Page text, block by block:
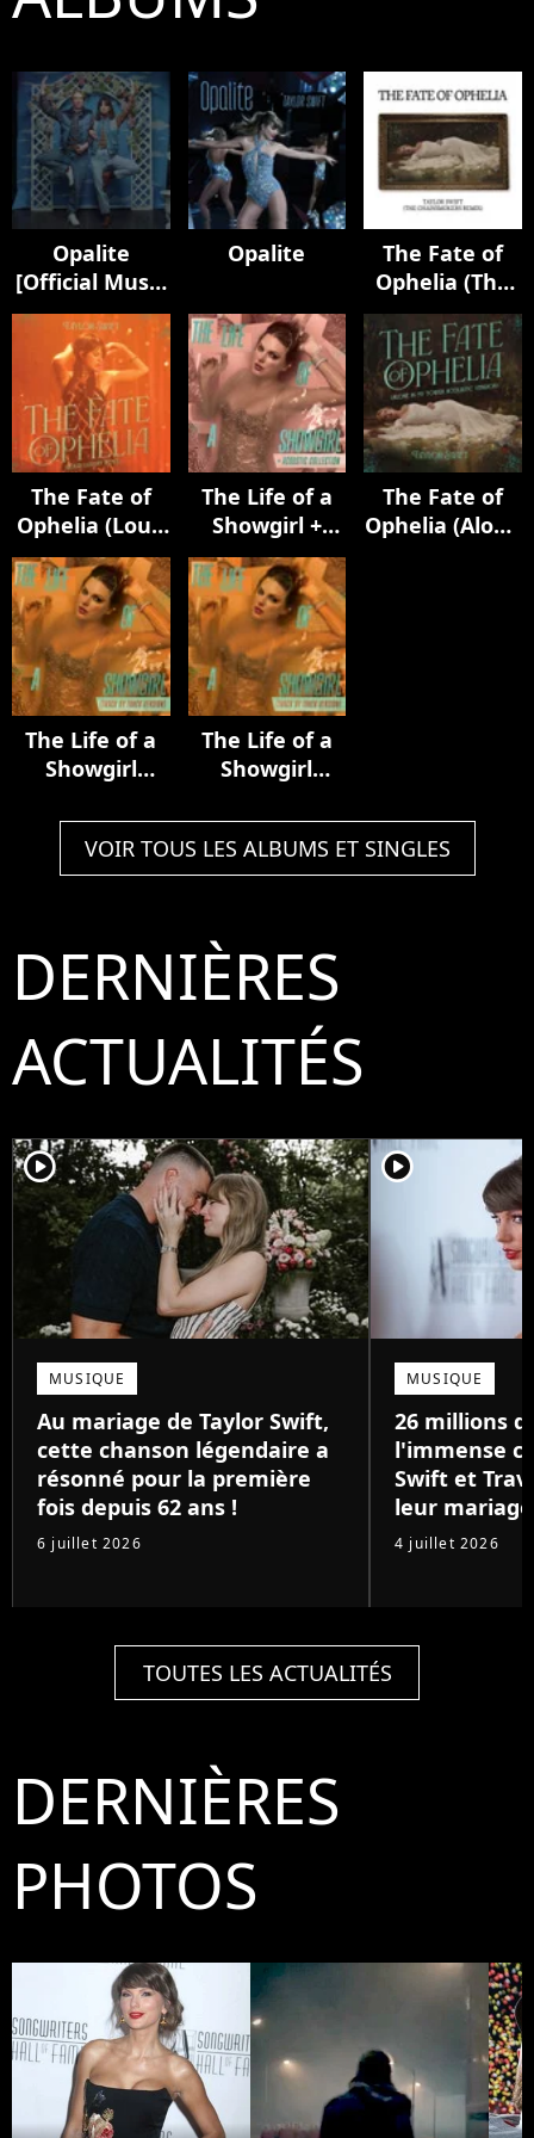
Opalite
[Official Music
Video
(Extended
Versions)]
Opalite
The Fate of
Ophelia (The
Chainsmokers
Remix)
The Fate of
Ophelia (Loud
Luxury Remix)
The Life of a
Showgirl +
Acoustic
Collection
The Fate of
Ophelia (Alone
The Life of a
Showgirl
Track Version)
The Life of a
Showgirl
Track Version)
VOIR TOUS LES ALBUMS ET SINGLES
DERNIÈRES
ACTUALITÉS
player2
MUSIQUE
Au mariage de Taylor Swift,
cette chanson légendaire a
résonné pour la première
fois depuis 62 ans !
6 juillet 2026
player2
MUSIQUE
26 millions
l'immense
Swift et
leur mariage
4 juillet 2026
TOUTES LES ACTUALITÉS
DERNIÈRES
PHOTOS